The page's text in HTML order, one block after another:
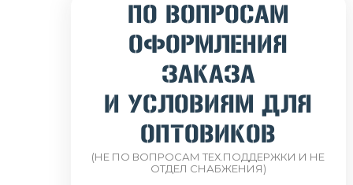
ПО ВОПРОСАМ
ОФОРМЛЕНИЯ
ЗАКАЗА
И УСЛОВИЯМ ДЛЯ
ОПТОВИКОВ
(НЕ ПО ВОПРОСАМ ТЕХ.ПОДДЕРЖКИ И НЕ
ОТДЕЛ СНАБЖЕНИЯ)